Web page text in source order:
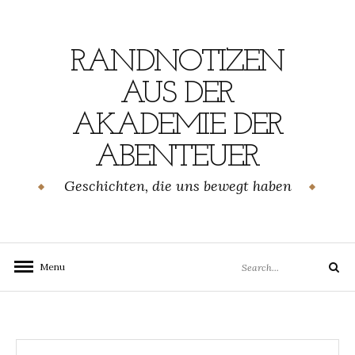
RANDNOTIZEN
AUS DER
AKADEMIE DER
ABENTEUER
Geschichten, die uns bewegt haben
Menu
for:
Search